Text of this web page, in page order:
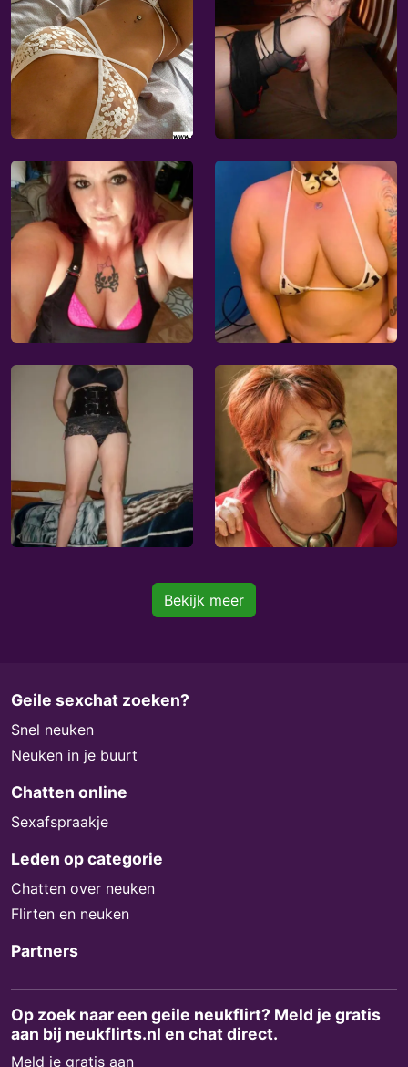
Bekijk meer
Geile sexchat zoeken?
Snel neuken
Neuken in je buurt
Chatten online
Sexafspraakje
Leden op categorie
Chatten over neuken
Flirten en neuken
Partners
Op zoek naar een geile neukflirt? Meld je gratis
aan bij neukflirts.nl en chat direct.
Meld je gratis aan